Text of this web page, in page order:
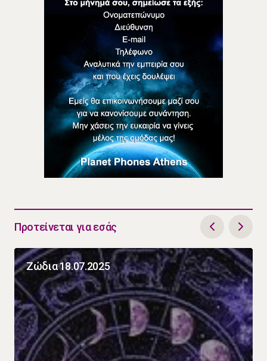
Προτείνεται για εσάς
Ζώδια 18.07.2025